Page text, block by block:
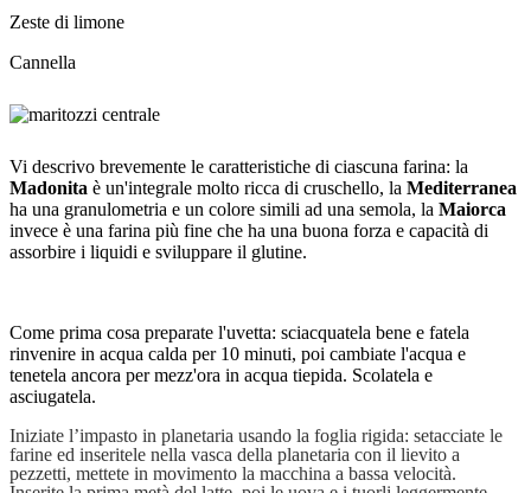
Zeste di limone
Cannella
Vi descrivo brevemente le caratteristiche di ciascuna farina: la
Madonita è un'integrale molto ricca di cruschello, la Mediterranea
ha una granulometria e un colore simili ad una semola, la Maiorca
invece è una farina più fine che ha una buona forza e capacità di
assorbire i liquidi e sviluppare il glutine.
Come prima cosa preparate l'uvetta: sciacquatela bene e fatela
rinvenire in acqua calda per 10 minuti, poi cambiate l'acqua e
tenetela ancora per mezz'ora in acqua tiepida. Scolatela e
asciugatela.
Iniziate l’impasto in planetaria usando la foglia rigida: setacciate le
farine ed inseritele nella vasca della planetaria con il lievito a
pezzetti, mettete in movimento la macchina a bassa velocità.